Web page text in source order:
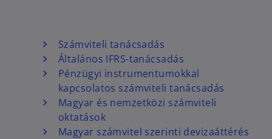
Számviteli tanácsadás
Általános IFRS-tanácsadás
Pénzügyi instrumentumokkal
kapcsolatos számviteli tanácsadás
Magyar és nemzetközi számviteli
oktatások
Magyar számvitel szerinti devizaáttérés